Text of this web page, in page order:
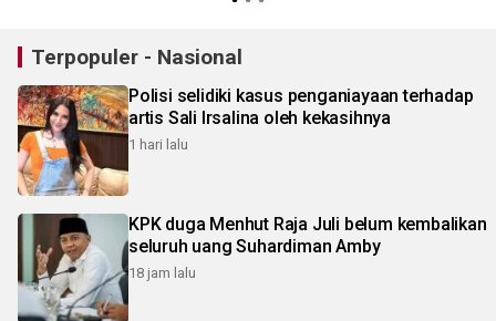
Terpopuler - Nasional
Polisi selidiki kasus penganiayaan terhadap
artis Sali Irsalina oleh kekasihnya
1 hari lalu
KPK duga Menhut Raja Juli belum kembalikan
seluruh uang Suhardiman Amby
18 jam lalu